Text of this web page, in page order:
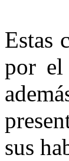
Estas
por el
sus